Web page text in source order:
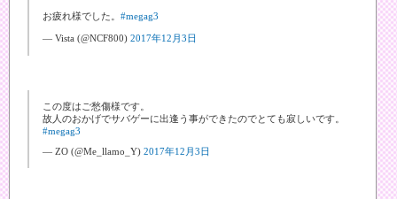
お疲れ様でした。 #megag3
— Vista (@NCF800) 2017年12月3日
この度はご愁傷様です。
故人のおかげでサバゲーに出逢う事ができたのでとても寂しいです。
#megag3
— ZO (@Me_llamo_Y) 2017年12月3日